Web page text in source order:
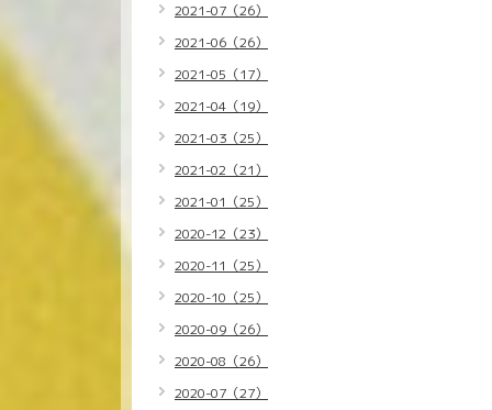
2021-07（26）
2021-06（26）
2021-05（17）
2021-04（19）
2021-03（25）
2021-02（21）
2021-01（25）
2020-12（23）
2020-11（25）
2020-10（25）
2020-09（26）
2020-08（26）
2020-07（27）